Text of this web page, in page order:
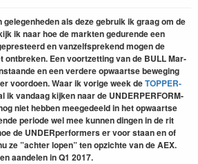
gele­gen­heden als deze gebruik ik graag om de
ik naar hoe de mark­ten gedurende een
en vanzelf­sprek­end mogen de
Een voortzetting van de BULLMar­
en een verdere opwaartse beweg­ing
voor­doen. Waar ik vorige week deTOP­PER­
ik van­daag kijken naar de UNDER­PER­FORM­
niet hebben meegedeeld in het opwaartse
peri­ode wel mee kun­nen din­gen in de rit
de UNDER­per­form­ers er voor staan en of
ze”achter lopen” ten opzichte van deAEX.
aan­de­len inQ1 2017.